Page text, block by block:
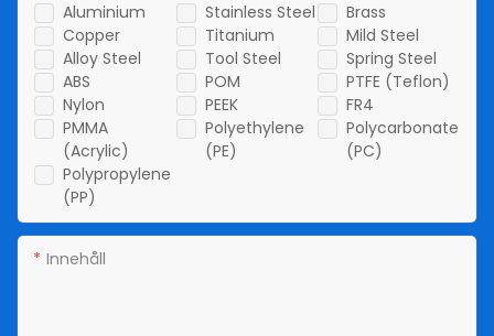
Aluminium Stainless Steel
Brass
Copper
Titanium
Mild Steel
Alloy Steel
Tool Steel
Spring Steel
ABS
POM
PTFE (Teflon)
Nylon
PEEK
FR4
PMMA
(Acrylic)
Polyethylene
(PE)
Polycarbonate
(PC)
Polypropylene
(PP)
Innehåll